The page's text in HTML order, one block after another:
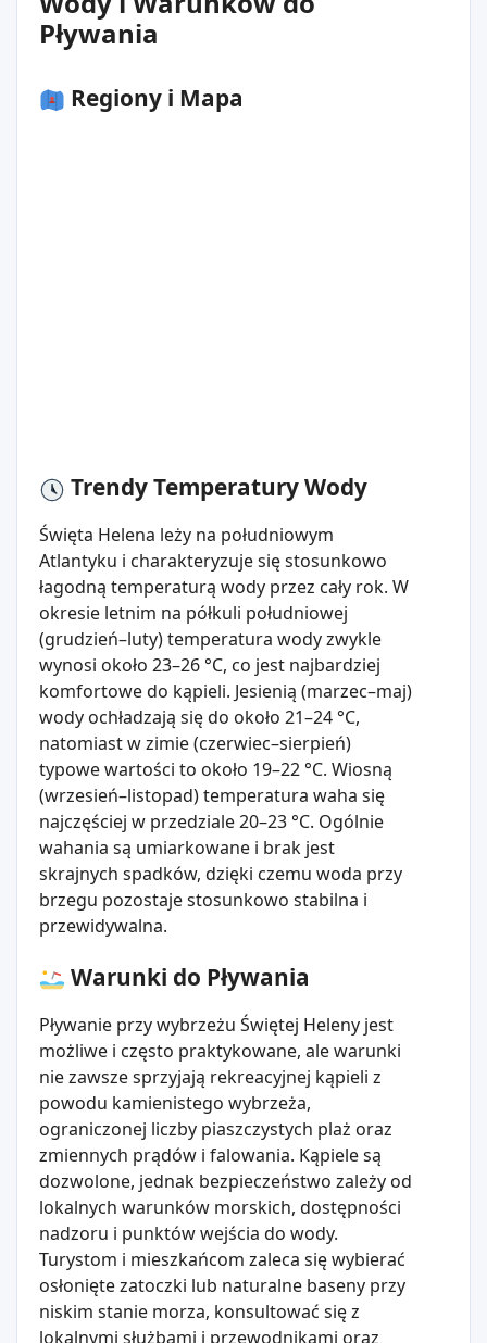
Pływania
Regiony i Mapa
Trendy Temperatury Wody
Święta Helena leży na południowym
Atlantyku i charakteryzuje się stosunkowo
łagodną temperaturą wody przez cały rok. W
okresie letnim na półkuli południowej
(grudzień–luty) temperatura wody zwykle
wynosi około 23–26 °C, co jest najbardziej
komfortowe do kąpieli. Jesienią (marzec–maj)
wody ochładzają się do około 21–24 °C,
natomiast w zimie (czerwiec–sierpień)
typowe wartości to około 19–22 °C. Wiosną
(wrzesień–listopad) temperatura waha się
najczęściej w przedziale 20–23 °C. Ogólnie
wahania są umiarkowane i brak jest
skrajnych spadków, dzięki czemu woda przy
brzegu pozostaje stosunkowo stabilna i
przewidywalna.
Warunki do Pływania
Pływanie przy wybrzeżu Świętej Heleny jest
możliwe i często praktykowane, ale warunki
nie zawsze sprzyjają rekreacyjnej kąpieli z
powodu kamienistego wybrzeża,
ograniczonej liczby piaszczystych plaż oraz
zmiennych prądów i falowania. Kąpiele są
dozwolone, jednak bezpieczeństwo zależy od
lokalnych warunków morskich, dostępności
nadzoru i punktów wejścia do wody.
Turystom i mieszkańcom zaleca się wybierać
osłonięte zatoczki lub naturalne baseny przy
niskim stanie morza, konsultować się z
lokalnymi służbami i przewodnikami oraz